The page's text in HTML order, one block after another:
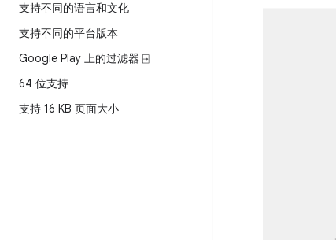
支持不同的语言和文化
支持不同的平台版本
Google Play 上的过滤器 ⍈
64 位支持
支持 16 KB 页面大小